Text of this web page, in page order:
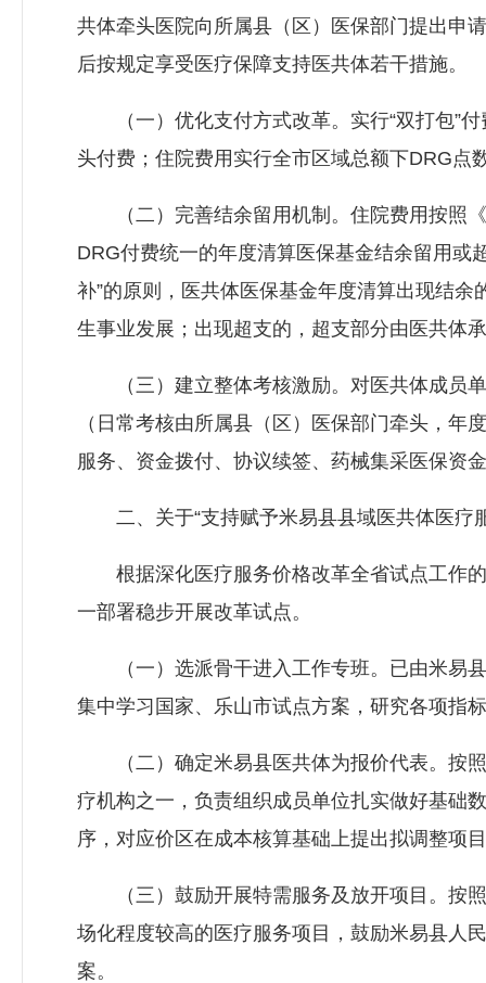
共体牵头医院向所属县（区）医保部门提出申
后按规定享受医疗保障支持医共体若干措施。
（一）优化支付方式改革。实行“双打包”付
头付费；住院费用实行全市区域总额下DRG点
（二）完善结余留用机制。住院费用按照《
DRG付费统一的年度清算医保基金结余留用或
补”的原则，医共体医保基金年度清算出现结
生事业发展；出现超支的，超支部分由医共体
（三）建立整体考核激励。对医共体成员单
（日常考核由所属县（区）医保部门牵头，
服务、资金拨付、协议续签、药械集采医保资
二、关于“支持赋予米易县县域医共体医疗
根据深化医疗服务价格改革全省试点工作的
一部署稳步开展改革试点。
（一）选派骨干进入工作专班。已由米易县
集中学习国家、乐山市试点方案，研究各项指
（二）确定米易县医共体为报价代表。按照
疗机构之一，负责组织成员单位扎实做好基础
序，对应价区在成本核算基础上提出拟调整项
（三）鼓励开展特需服务及放开项目。按照
场化程度较高的医疗服务项目，鼓励米易县人
案。